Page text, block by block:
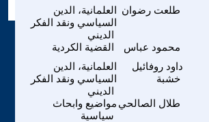
العلمانية، الدين
السياسي ونقد الفكر
الديني
طلعت رضوان
القضية الكردية محمود عباس
العلمانية، الدين
السياسي ونقد الفكر
الديني
داود روفائيل
خشبة
مواضيع وابحاث
سياسية
طلال الصالحي